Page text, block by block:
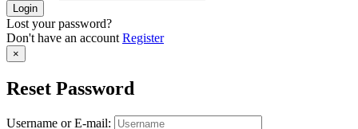
Lost your password?
Don't have an account Register
×
Reset Password
Username or E-mail: